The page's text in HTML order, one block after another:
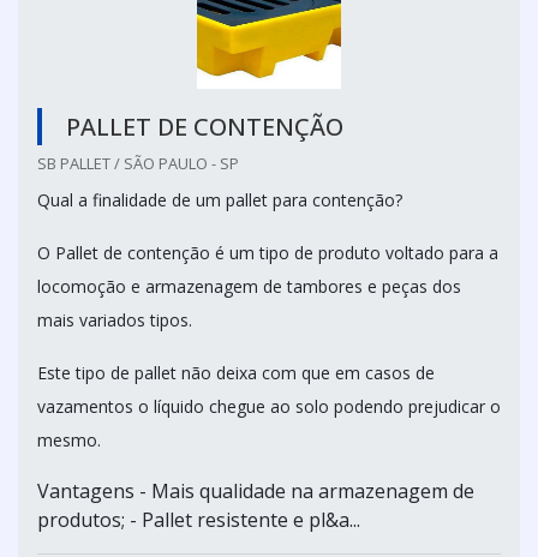
PALLET DE CONTENÇÃO
SB PALLET / SÃO PAULO - SP
Qual a finalidade de um pallet para contenção?
O Pallet de contenção é um tipo de produto voltado para a
locomoção e armazenagem de tambores e peças dos
mais variados tipos.
Este tipo de pallet não deixa com que em casos de
vazamentos o líquido chegue ao solo podendo prejudicar o
mesmo.
Vantagens - Mais qualidade na armazenagem de
produtos; - Pallet resistente e pl&a...